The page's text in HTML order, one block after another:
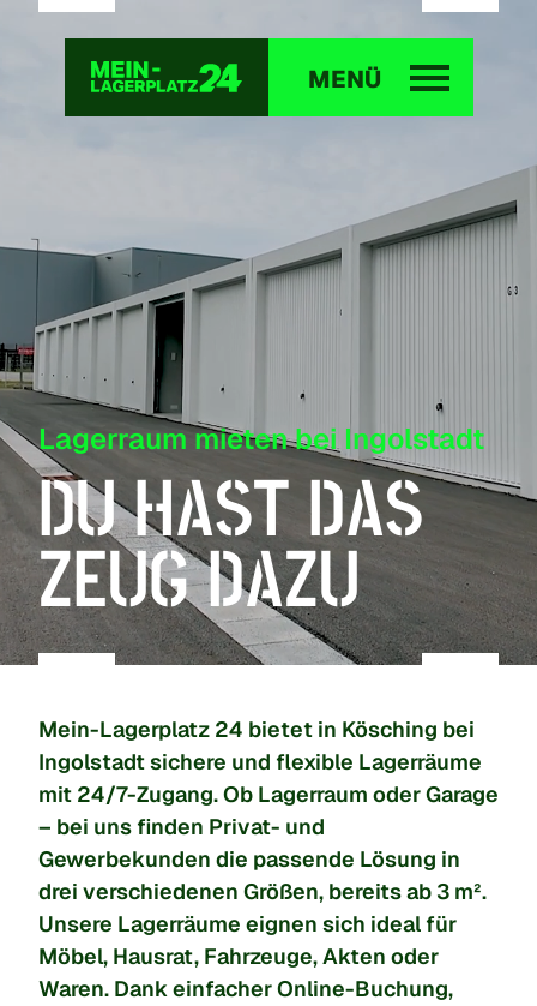
MENÜ
LAGERRAUM GARAGE
Lagerraum mieten bei Ingolstadt
DU HAST DAS
ZEUG DAZU
Mein-Lagerplatz 24 bietet in Kösching bei
Ingolstadt sichere und flexible Lagerräume
mit 24/7-Zugang. Ob Lagerraum oder Garage
– bei uns finden Privat- und
Gewerbekunden die passende Lösung in
drei verschiedenen Größen, bereits ab 3 m².
Unsere Lagerräume eignen sich ideal für
Möbel, Hausrat, Fahrzeuge, Akten oder
Waren. Dank einfacher Online-Buchung,